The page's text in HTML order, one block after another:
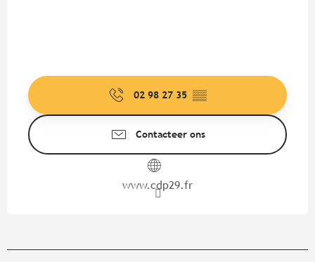
02 98 27 35 ▒▒
Contacteer ons
www.cdp29.fr